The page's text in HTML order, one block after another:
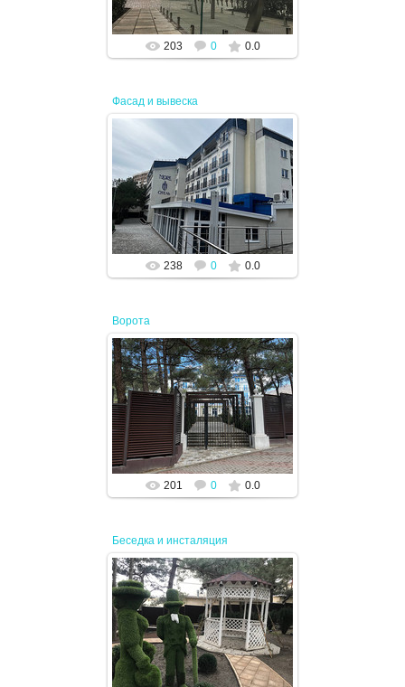
203 0 0.0
Фасад и вывеска
19.04.2024
JENEK
238 0 0.0
Ворота
19.04.2024
JENEK
201 0 0.0
Беседка и инсталяция
19.04.2024
JENEK